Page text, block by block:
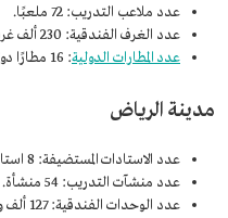
عدد ملاعب التدريب: 72 ملعبًا.
عدد الغرف الفندقية: 230 ألف غرفة فندقية.
عدد المطارات الدولية: 16 مطارًا دوليًّا.
مدينة الرياض
عدد الاستادات المستضيفة: 8 استادات.
عدد منشآت التدريب: 54 منشأة.
عدد الوحدات الفندقية: 127 ألف وحدة فندقية.